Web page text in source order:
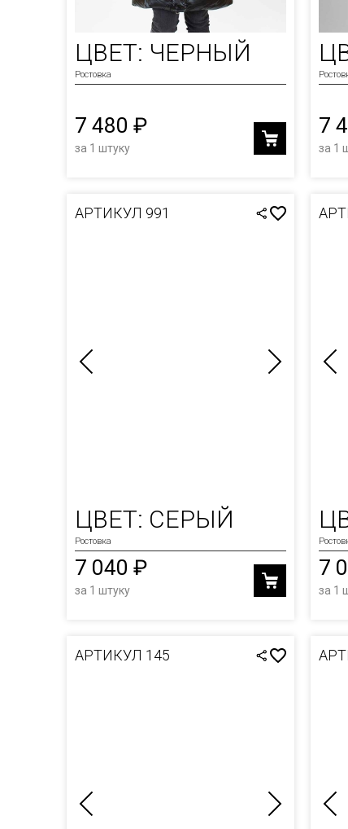
ЮБКИ
ЦВЕТ: ЧЕРНЫЙ
Ростовка
7 480 ₽
за 1 штуку
7
за 1
АРТИКУЛ 991
ЦВЕТ: СЕРЫЙ
Ростовка
7 040 ₽
за 1 штуку
7
за 1
АРТИКУЛ 145